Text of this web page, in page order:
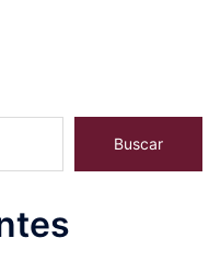
Buscar